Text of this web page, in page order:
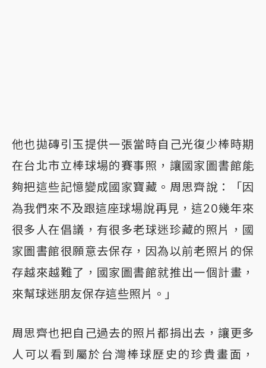
他也拋磚引玉提供一張當時自己光復少棒時期
在台北市立棒球場的賽事照，讓國家圖書館能
夠把這些記憶變成國家寶藏。周思齊說：「因
為我們來不及跟這座球場說再見，這20幾年來
很多人在倡議，有很多老球迷珍藏的照片，國
家圖書館很願意去保存，因為以前老照片的保
存越來越難了，國家圖書館就推出一個計畫，
來幫球迷朋友保存這些照片。」
周思齊也把自己過去的照片都捐出去，讓更多
人可以看到屬於台灣棒球歷史的珍貴畫面，